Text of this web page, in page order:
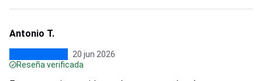
Antonio T.
20 jun 2026
Reseña verificada